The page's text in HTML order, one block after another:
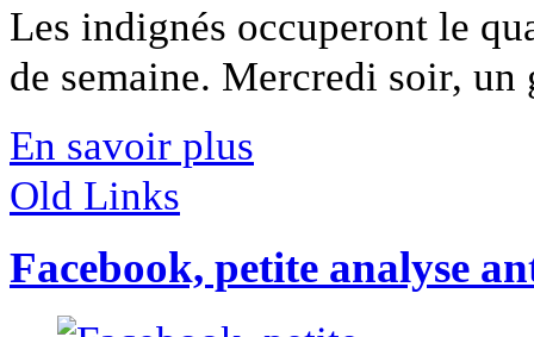
Les indignés occuperont le
de semaine. Mercredi soir,
En savoir plus
Old Links
Facebook, petite analyse